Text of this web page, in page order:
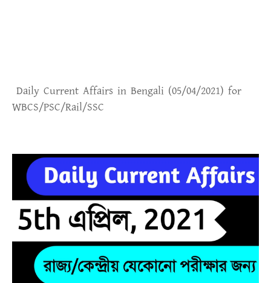
Daily Current Affairs in Bengali (05/04/2021) for
WBCS/PSC/Rail/SSC